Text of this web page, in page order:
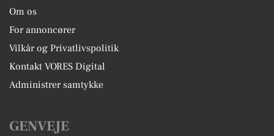
Om os
For annoncører
Vilkår og Privatlivspolitik
Kontakt VORES Digital
Administrer samtykke
GENVEJE